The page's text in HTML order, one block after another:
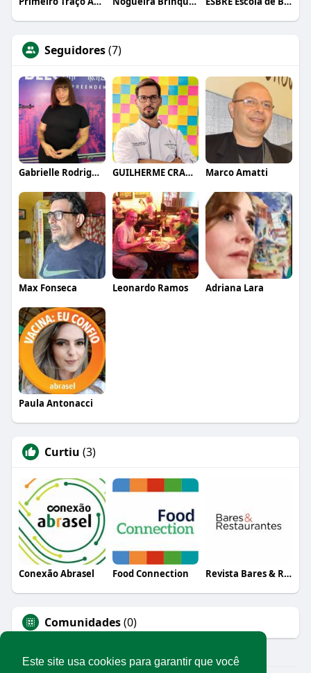
Este site usa cookies para garantir que você
Seguidores(7)
Gabrielle Rodrigues GUILHERME CRAMER BALLE Marco Amatti
Max Fonseca Leonardo Ramos Adriana Lara
Paula Antonacci
Curtiu (3)
Conexão Abrasel Food Connection Revista Bares & Restaurantes
Comunidades(0)